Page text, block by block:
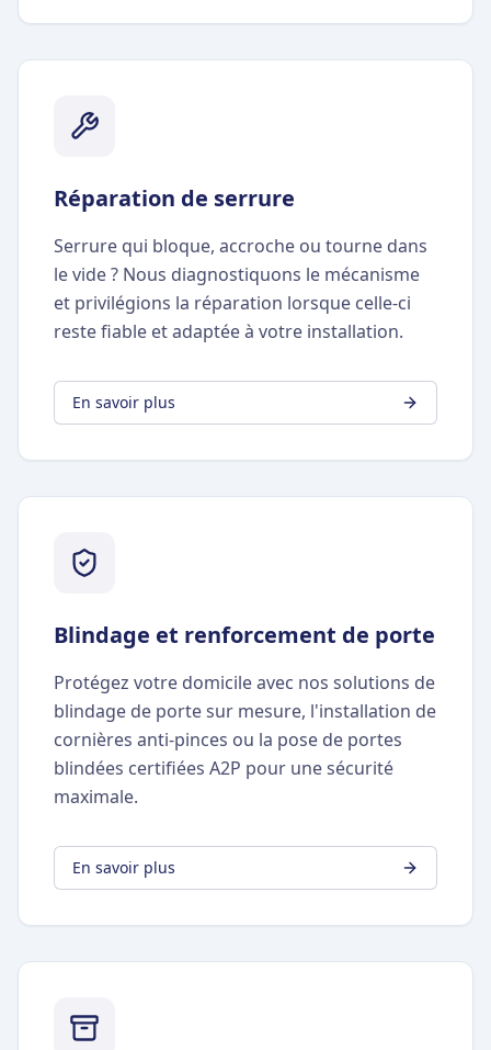
Réparation de serrure
Serrure qui bloque, accroche ou tourne dans
le vide ? Nous diagnostiquons le mécanisme
et privilégions la réparation lorsque celle-ci
reste fiable et adaptée à votre installation.
En savoir plus
Blindage et renforcement de porte
Protégez votre domicile avec nos solutions de
blindage de porte sur mesure, l'installation de
cornières anti-pinces ou la pose de portes
blindées certifiées A2P pour une sécurité
maximale.
En savoir plus